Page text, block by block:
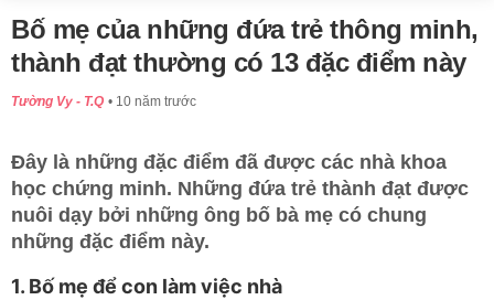
Bố mẹ của những đứa trẻ thông minh,
thành đạt thường có 13 đặc điểm này
Tường Vy - T.Q 10 năm trước
Đây là những đặc điểm đã được các nhà khoa
học chứng minh. Những đứa trẻ thành đạt được
nuôi dạy bởi những ông bố bà mẹ có chung
những đặc điểm này.
1. Bố mẹ để con làm việc nhà